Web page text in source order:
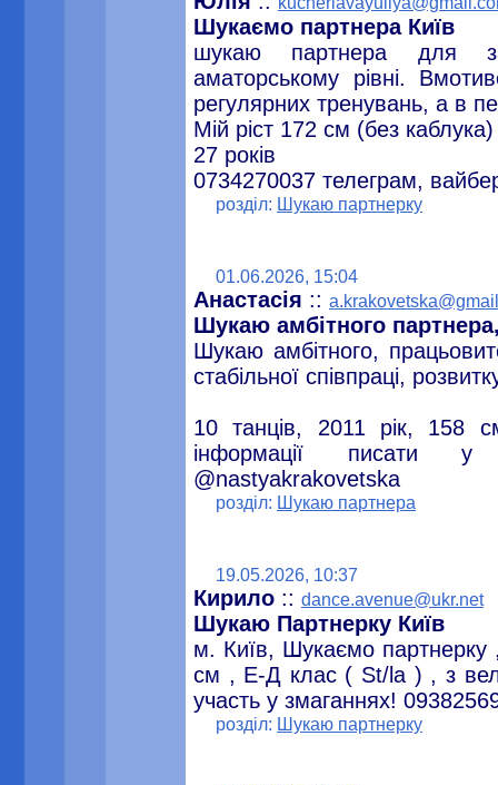
Шукаємо партнера Київ
шукаю партнера для
аматорському рівні.
регулярних тренувань, а в
Мій ріст 172 см (без каблука)
27 років
0734270037 телеграм,
розділ: Шукаю партнерку
01.06.2026, 15:04
Aнастасія ::
Шукаю амбітного
Шукаю амбітного,
стабільної співпраці,
10 танців, 2011 рік, 158
інформації писати
@nastyakrakovetska
розділ: Шукаю партнера
19.05.2026, 10:37
Кирило :: dance.avenue@ukr.net
Шукаю Партнерку Київ
м. Київ, Шукаємо партнерку
см , Е-Д клас ( St/la ) , з
участь у змаганнях!
розділ: Шукаю партнерку